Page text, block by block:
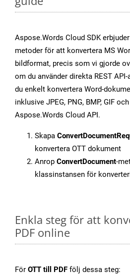
Aspose.Words Cloud SDK
metoder för att konvertera MS
bildformat, precis som vi gjorde
om du använder direkta REST
du enkelt konvertera Word-
inklusive JPEG, PNG, BMP, GIF
Aspose.Words Cloud API.
Skapa
konvertera OTT dokument
Anrop ConvertDocument-
klassinstansen för
Enkla steg för att
PDF online
För OTT till PDF följ dessa steg: